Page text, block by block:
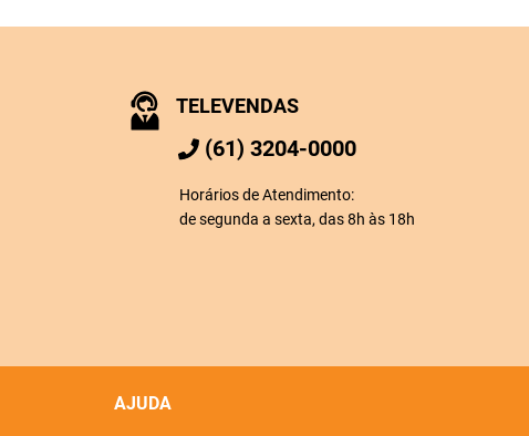
TELEVENDAS
(61) 3204-0000
Horários de Atendimento:
de segunda a sexta, das 8h às 18h
AJUDA